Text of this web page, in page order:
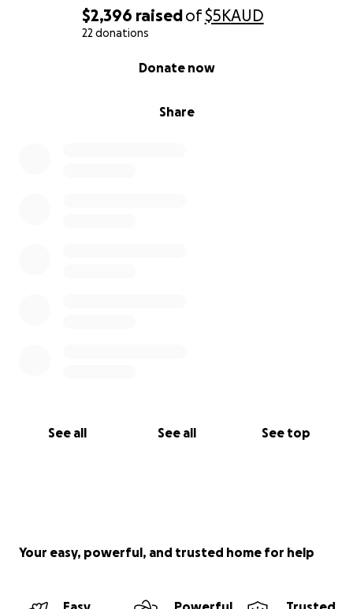
$2,396 raisedof$5KAUD
22 donations
Share
Donate now
See all See all See top
ហើយនឹងស្វែករកលទ្ធភាពក្នុងការព្យាបាលជំងឺនេះ។
ការពិគ្រោះជំងឺ និងការធ្វើតេស្តរោគនៅក្នុងប្រទេសថៃ
Your easy, powerful, and trusted home for help